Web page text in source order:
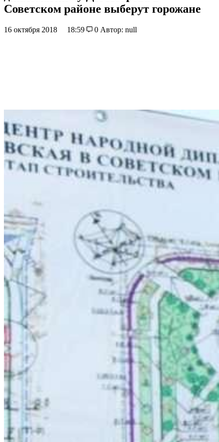
Советском районе выберут горожане
16 октября 2018 18:59 0 Автор: null